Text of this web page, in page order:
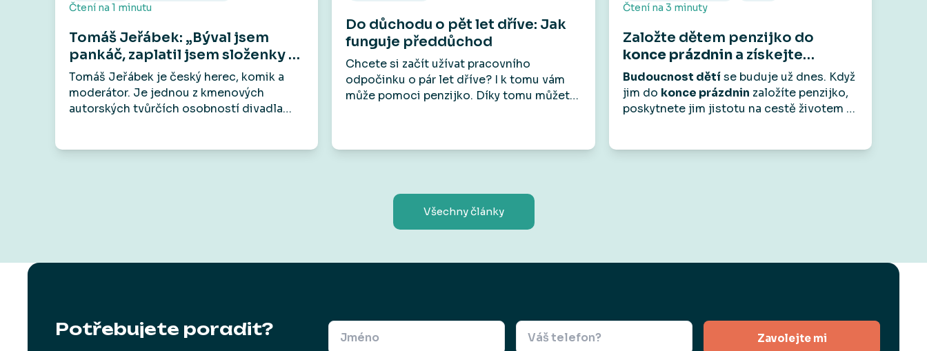
Čtení na 1 minutu
Tomáš Jeřábek: „Býval jsem
pankáč, zaplatil jsem složenky a
za zbytek pozval kámoše do
hospody.“
Tomáš Jeřábek je český herec, komik a
moderátor. Je jednou z kmenových
autorských tvůrčích osobností divadla
Do důchodu o pět let dříve: Jak
funguje předdůchod
Chcete si začít užívat pracovního
odpočinku o pár let dříve? I k tomu vám
může pomoci penzijko. Díky tomu můžete
důchodu. Má to však svá pravidla a
Čtení na 3 minuty
Založte dětem penzijko do
konce prázdnina získejte
voucher do Skibi na1 000 Kč .
Budoucnost dětíse buduje už dnes. Když
jim do konce prázdnin založíte penzijko,
poskytnete jim jistotu na cestě životem –
Všechny články
Potřebujete poradit? Zavolejte mi